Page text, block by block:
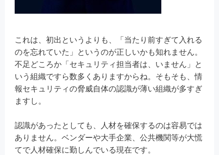
これは、初出というよりも、「当たり前すぎて入れる
のを忘れていた」というのが正しいかも知れません。
不足どころか「セキュリティ担当者は、いません」と
いう組織ですら数多くありますからね。そもそも、情
報セキュリティの脅威自体の認識が薄い組織が多すぎ
ますし。
認識があったとしても、人材を確保するのは容易では
ありません。ベンダーや大手企業、公共機関等が大慌
てで人材確保に勤しんでいる現在です。